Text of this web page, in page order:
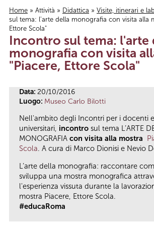
Tu sei qui
Home » Attività » Didattica » Visite, itinerari e
sul tema: l'arte della monografia con visita alla
Ettore Scola"
Incontro sul tema: l'arte
monografia con visita
"Piacere, Ettore Scola"
Data: 20/10/2016
Luogo: Museo Carlo Bilotti
Nell'ambito degli Incontri per i docenti
universitari, incontro sul tema L’ARTE
MONOGRAFIA con visita alla mostra
Scola. A cura di Marco Dionisi e Nevio
L’arte della monografia: raccontare
sviluppa una mostra monografica
l'esperienza vissuta durante la
mostra Piacere, Ettore Scola.
#educaRoma